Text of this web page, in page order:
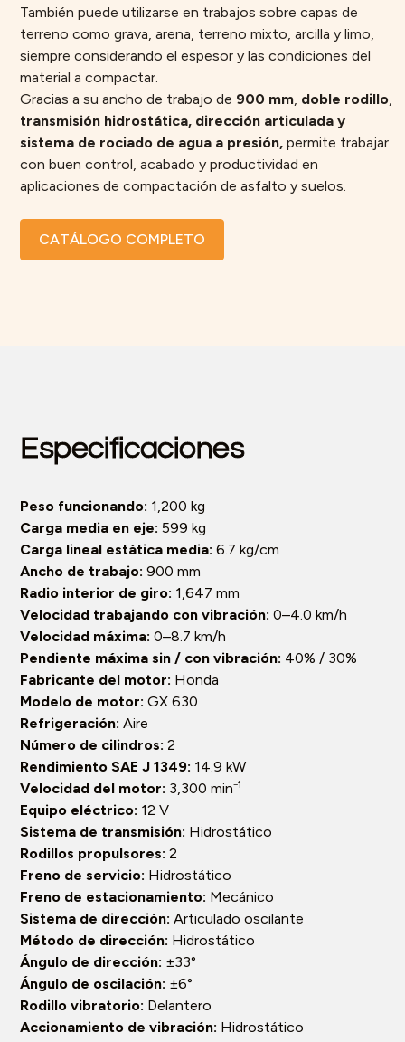
También puede utilizarse en trabajos sobre capas de
terreno como grava, arena, terreno mixto, arcilla y limo,
siempre considerando el espesor y las condiciones del
material a compactar.
Gracias a su ancho de trabajo de 900 mm doble rodillo
transmisión hidrostática, dirección articulada y
sistema de rociado de agua a presión, permite trabajar
con buen control, acabado y productividad en
aplicaciones de compactación de asfalto y suelos.
CATÁLOGO COMPLETO
Especificaciones
Peso funcionando: 1,200 kg
Carga media en eje: 599 kg
Carga lineal estática media: 6.7 kg/cm
Ancho de trabajo: 900 mm
Radio interior de giro: 1,647 mm
Velocidad trabajando con vibración: 0–4.0 km/h
Velocidad máxima: 0–8.7 km/h
Pendiente máxima sin / con vibración: 40% / 30%
Fabricante del motor: Honda
Modelo de motor: GX 630
Refrigeración: Aire
Número de cilindros: 2
Rendimiento SAE J 1349: 14.9 kW
Velocidad del motor: 3,300 min⁻¹
Equipo eléctrico: 12 V
Sistema de transmisión: Hidrostático
Rodillos propulsores: 2
Freno de servicio: Hidrostático
Freno de estacionamiento: Mecánico
Sistema de dirección: Articulado oscilante
Método de dirección: Hidrostático
Ángulo de dirección: ±33°
Ángulo de oscilación: ±6°
Rodillo vibratorio: Delantero
Accionamiento de vibración: Hidrostático